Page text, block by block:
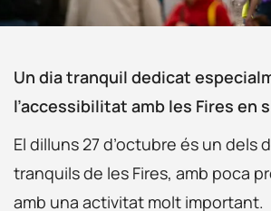
Un dia tranquil dedicat
l’accessibilitat amb les Fires en
El dilluns 27 d’octubre és un dels
tranquils de les Fires, amb poca
amb una activitat molt important.